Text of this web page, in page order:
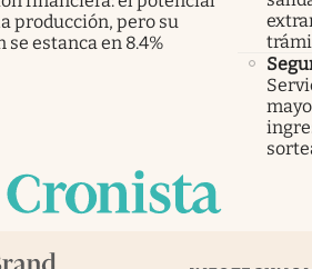
producción, pero su
se estanca en 8.4%